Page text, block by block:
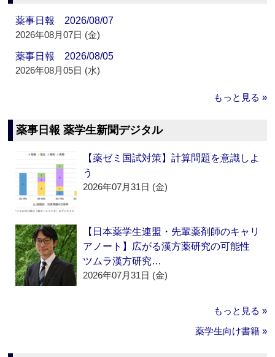
薬事日報 2026/08/07
2026年08月07日 (金)
薬事日報 2026/08/05
2026年08月05日 (水)
もっと見る »
薬事日報 薬学生新聞デジタル
【薬ゼミ国試対策】計算問題を意識しよ
う
2026年07月31日 (金)
【日本薬学生連盟・先輩薬剤師のキャリ
アノート】広がる漢方薬研究の可能性
ツムラ漢方研究…
2026年07月31日 (金)
もっと見る »
薬学生向け書籍 »